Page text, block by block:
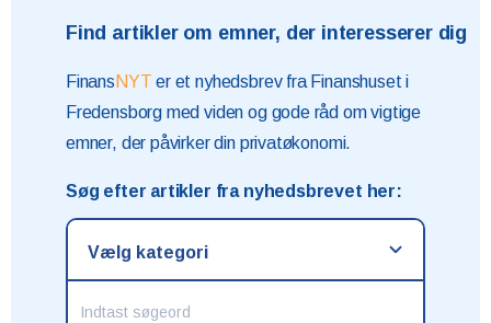
Find artikler om emner, der interesserer dig
Finans NYT er et nyhedsbrev fra Finanshuset i
Fredensborg med viden og gode råd om vigtige
emner, der påvirker din privatøkonomi.
Søg efter artikler fra nyhedsbrevet her: